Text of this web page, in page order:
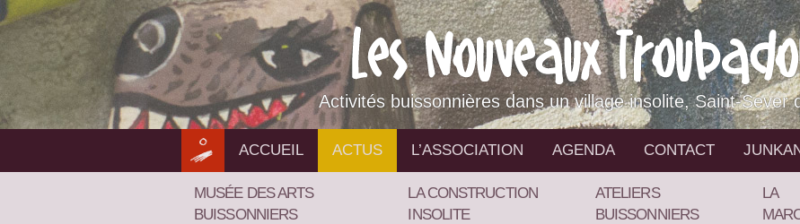
Aller
au
contenu
Activités buissonnières dans un village insolite, Saint-Sever
ACCUEIL ACTUS L’ASSOCIATION AGENDA CONTACT
MUSÉE DES ARTS
BUISSONNIERS
LA CONSTRUCTION
INSOLITE
ATELIERS
BUISSONNIERS
LA